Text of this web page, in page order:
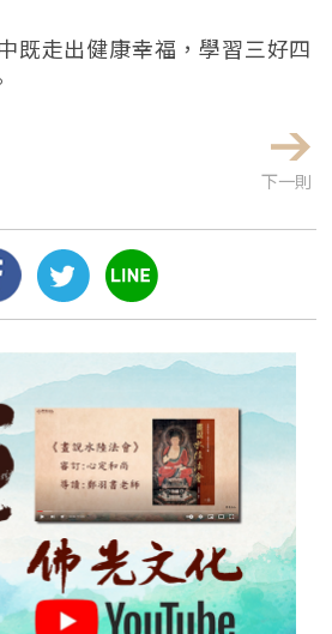
既走出健康幸福，學習三好四
下一則